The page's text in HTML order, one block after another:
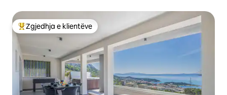
Më të mirat e zgjedhjeve të klientëve
Zgjedhja e klientëve